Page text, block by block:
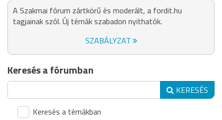
A Szakmai fórum zártkörű és moderált, a fordit.hu
tagjainak szól. Új témák szabadon nyithatók.
SZABÁLYZAT
Keresés a fórumban
KERESÉS
Keresés a témákban